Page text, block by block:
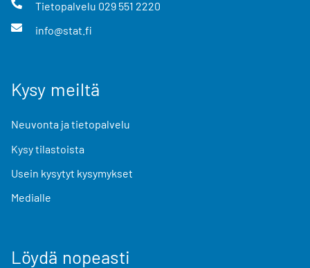
Tietopalvelu 029 551 2220
info@stat.fi
Kysy meiltä
Neuvonta ja tietopalvelu
Kysy tilastoista
Usein kysytyt kysymykset
Medialle
Löydä nopeasti